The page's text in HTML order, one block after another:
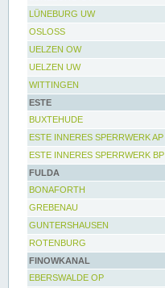
LÜNEBURG UW
OSLOSS
UELZEN OW
UELZEN UW
WITTINGEN
ESTE
BUXTEHUDE
ESTE INNERES SPERRWERK AP
ESTE INNERES SPERRWERK BP
FULDA
BONAFORTH
GREBENAU
GUNTERSHAUSEN
ROTENBURG
FINOWKANAL
EBERSWALDE OP